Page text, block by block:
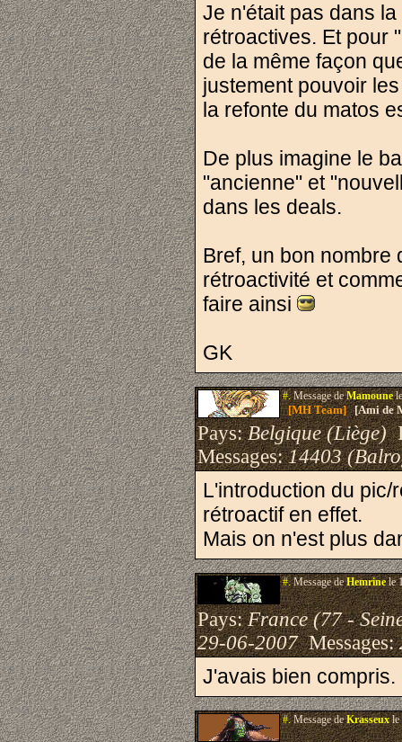
Je n'était pas dans
rétroactives. Et pour
de la même façon
justement pouvoir
la refonte du matos
De plus imagine le
"ancienne" et
dans les deals.
Bref, un bon nombre
rétroactivité et
faire ainsi
GK
#.Message deMamoune
[MH Team][Ami de
Pays:Belgique (Liège)
Messages:14403
L'introduction du pic/
rétroactif en effet.
Mais on n'est plus
#.Message deHemrinele
Pays:France (77 -
29-06-2007Messages:
J'avais bien compris.
#.Message deKrasseuxle